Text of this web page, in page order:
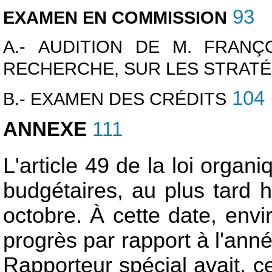
EXAMEN EN COMMISSION 93
A.- AUDITION DE M.
RECHERCHE, SUR LES
B.- EXAMEN DES CRÉDITS 104
ANNEXE 111
L'article 49 de la loi
budgétaires, au plus tard
octobre. À cette date,
progrès par rapport à
Rapporteur spécial avait,